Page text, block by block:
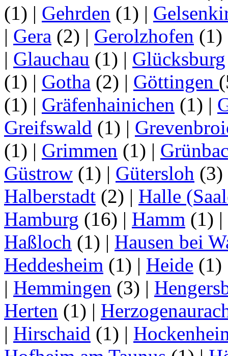
(1) | Gehrden (1) |
| Gera (2) | Gerolzhofen (1)
| Glauchau (1) | Glücksburg
(1) | Gotha (2) | Göttingen
(1) | Gräfenhainichen (1) |
Greifswald (1) |
(1) | Grimmen (1) |
Güstrow (1) | Gütersloh (3)
Halberstadt (2) | Halle
Hamburg (16) | Hamm (1) |
Haßloch (1) | Hausen bei
Heddesheim (1) | Heide (1)
| Hemmingen (3) |
Herten (1) |
| Hirschaid (1) |